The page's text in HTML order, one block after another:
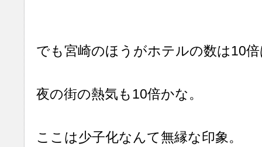
でも宮崎のほうがホテルの数は10
夜の街の熱気も10倍かな。
ここは少子化なんて無縁な印象。